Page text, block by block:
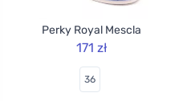
Perky Royal Mescla
171 zł
36